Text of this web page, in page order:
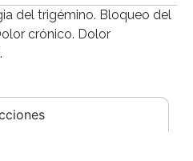
del trigémino. Bloqueo del
crónico. Dolor